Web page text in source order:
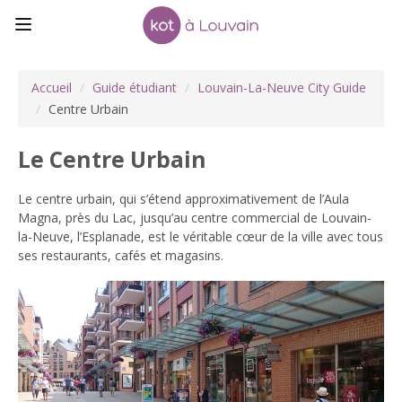
Accueil / Guide étudiant / Louvain-La-Neuve City Guide
/ Centre Urbain
Le Centre Urbain
Le centre urbain, qui s’étend approximativement de l’Aula
Magna, près du Lac, jusqu’au centre commercial de Louvain-
la-Neuve, l’Esplanade, est le véritable cœur de la ville avec tous
ses restaurants, cafés et magasins.